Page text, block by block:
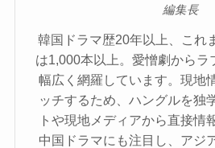
編集長
韓国ドラマ歴20年以上、これ
は1,000本以上。愛憎劇からラ
幅広く網羅しています。現地
ッチするため、ハングルを独
トや現地メディアから直接情
中国ドラマにも注目し、アジ